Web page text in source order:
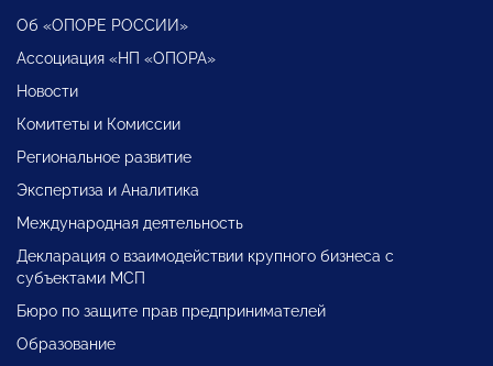
Об «ОПОРЕ РОССИИ»
Ассоциация «НП «ОПОРА»
Новости
Комитеты и Комиссии
Региональное развитие
Экспертиза и Аналитика
Международная деятельность
Декларация о взаимодействии крупного бизнеса с
субъектами МСП
Бюро по защите прав предпринимателей
Образование